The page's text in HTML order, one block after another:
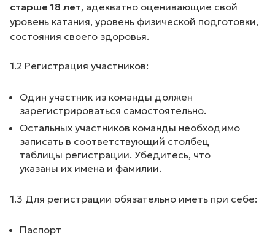
старше 18 лет, адекватно оценивающие свой
уровень катания, уровень физической подготовки,
состояния своего здоровья.
1.2 Регистрация участников:
Один участник из команды должен
зарегистрироваться самостоятельно.
Остальных участников команды необходимо
записать в соответствующий столбец
таблицы регистрации. Убедитесь, что
указаны их имена и фамилии.
1.3 Для регистрации обязательно иметь при себе:
Паспорт